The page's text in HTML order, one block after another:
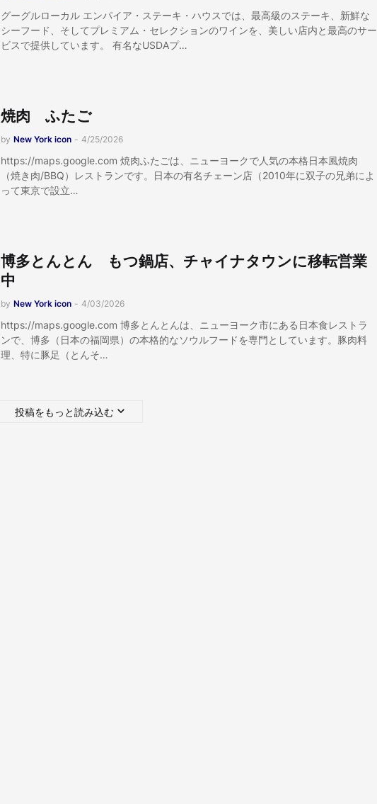
グーグルローカル エンパイア・ステーキ・ハウスでは、最高級のステーキ、新鮮な
シーフード、そしてプレミアム・セレクションのワインを、美しい店内と最高のサー
ビスで提供しています。 有名なUSDAプ…
焼肉 ふたご
by New York icon - 4/25/2026
https://maps.google.com 焼肉ふたごは、ニューヨークで人気の本格日本風焼肉
（焼き肉/BBQ）レストランです。日本の有名チェーン店（2010年に双子の兄弟によ
って東京で設立…
博多とんとん もつ鍋店、チャイナタウンに移転営業
中
by New York icon - 4/03/2026
https://maps.google.com 博多とんとんは、ニューヨーク市にある日本食レストラ
ンで、博多（日本の福岡県）の本格的なソウルフードを専門としています。豚肉料
理、特に豚足（とんそ…
投稿をもっと読み込む